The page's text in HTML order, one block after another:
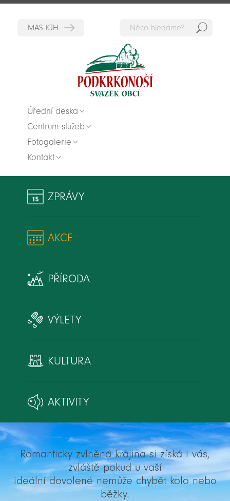
Úřední deska
Centrum služeb
Fotogalerie
Kontakt
ZPRÁVY
AKCE
PŘÍRODA
VÝLETY
KULTURA
AKTIVITY
Romanticky zvlněná krajina si získá i vás,
zvláště pokud u vaší
ideální dovolené nemůže chybět kolo nebo
běžky.